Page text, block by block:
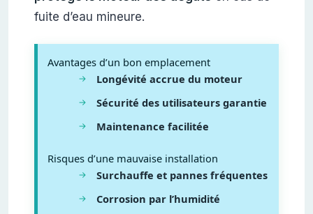
fuite d’eau mineure.
Avantages d’un bon emplacement
Longévité accrue du moteur
Sécurité des utilisateurs garantie
Maintenance facilitée
Risques d’une mauvaise installation
Surchauffe et pannes fréquentes
Corrosion par l’humidité